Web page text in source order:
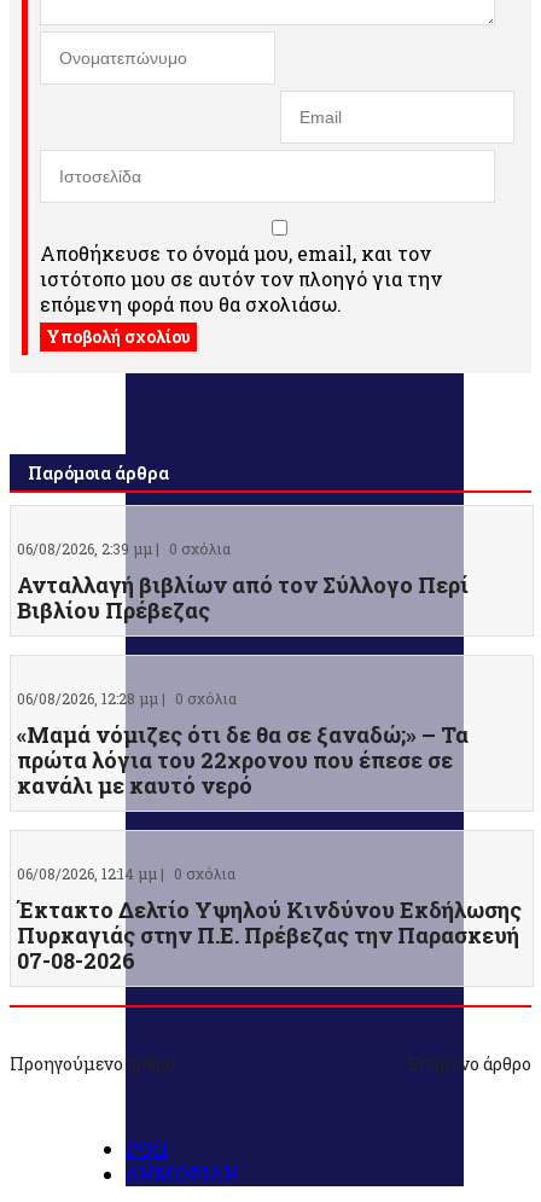
Αποθήκευσε το όνομά μου, email, και τον
ιστότοπο μου σε αυτόν τον πλοηγό για την
επόμενη φορά που θα σχολιάσω.
Παρόμοια άρθρα
06/08/2026, 2:39 μμ | 0 σχόλια
Ανταλλαγή βιβλίων από τον Σύλλογο Περί
Βιβλίου Πρέβεζας
06/08/2026, 12:28 μμ | 0 σχόλια
«Μαμά νόμιζες ότι δε θα σε ξαναδώ;» – Τα
πρώτα λόγια του 22χρονου που έπεσε σε
κανάλι με καυτό νερό
06/08/2026, 12:14 μμ | 0 σχόλια
Έκτακτο Δελτίο Υψηλού Κινδύνου Εκδήλωσης
Πυρκαγιάς στην Π.Ε. Πρέβεζας την Παρασκευή
07-08-2026
Προηγούμενο άρθρο Επόμενο άρθρο
ΡΟΗ
ΔΗΜΟΦΙΛΗ